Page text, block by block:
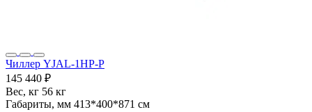
Чиллер YJAL-1HP-P
145 440 ₽
Вес, кг 56 кг
Габариты, мм 413*400*871 см